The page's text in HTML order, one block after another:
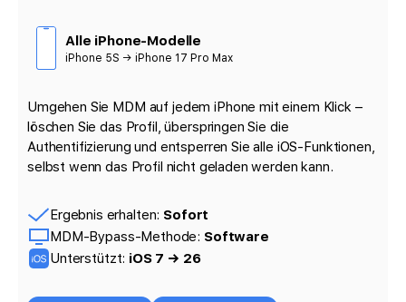
Alle iPhone-Modelle
iPhone 5S → iPhone 17 Pro Max
Umgehen Sie MDM auf jedem iPhone mit einem Klick –
löschen Sie das Profil, überspringen Sie die
Authentifizierung und entsperren Sie alle iOS-Funktionen,
selbst wenn das Profil nicht geladen werden kann.
Ergebnis erhalten: Sofort
MDM-Bypass-Methode: Software
Unterstützt: iOS 7 → 26